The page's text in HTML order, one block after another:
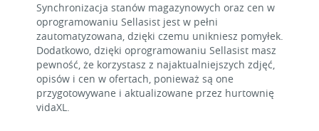
Synchronizacja stanów magazynowych oraz cen w
oprogramowaniu Sellasist jest w pełni
zautomatyzowana, dzięki czemu unikniesz pomyłek.
Dodatkowo, dzięki oprogramowaniu Sellasist masz
pewność, że korzystasz z najaktualniejszych zdjęć,
opisów i cen w ofertach, ponieważ są one
przygotowywane i aktualizowane przez hurtownię
vidaXL.